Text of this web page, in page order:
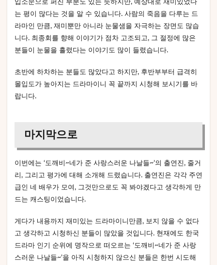
입소문으로 퍼진 부분도 있는 듯하지만, 예상대로 재미있었다
는 평이 많다는 것을 알 수 있습니다. 사람의 죽음을 다루는 드
라마인 만큼, 재미뿐만 아니라 눈물샘을 자극하는 장면도 많습
니다. 최종회를 향해 이야기가 점차 고조되고, 그 절정에 많은
분들이 눈물을 흘렸다는 이야기도 많이 들렸습니다.
초반에 하차하는 분들도 많았다고 하지만, 후반부부터 급격히
몰입도가 높아지는 드라마이니 꼭 끝까지 시청해 보시기를 바
랍니다.
마지막으로
이번에는 ‘도깨비~네가 준 사랑스러운 나날들~’의 출연진, 줄거
리, 그리고 평가에 대해 소개해 드렸습니다. 출연진은 각각 주연
급인 네 배우가 모여, 그것만으로도 꼭 봐야겠다고 생각하게 만
드는 캐스팅이었습니다.
게다가 내용까지 재미있는 드라마이니만큼, 보지 않을 수 없다
고 생각하고 시청하신 분들이 많았을 것입니다. 현재에도 한국
드라마 인기 순위에 명작으로 떠오르는 ‘도깨비~네가 준 사랑
스러운 나날들~’을 아직 시청하지 않으신 분들은 한번 시도해